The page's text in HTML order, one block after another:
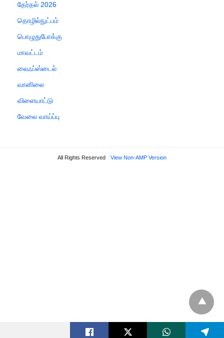
தேர்தல் 2026
தொழில்நுட்பம்
பொழுதுபோக்கு
மாவட்டம்
லைஃப்ஸ்டைல்
வானிலை
விளையாட்டு
வேலை வாய்ப்பு
All Rights Reserved View Non-AMP Version